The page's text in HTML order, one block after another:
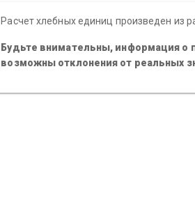
Расчет хлебных единиц произведен из
Будьте внимательны, информация о
возможны отклонения от реальных